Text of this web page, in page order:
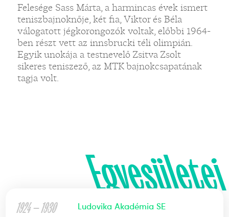
Felesége Sass Márta, a harmincas évek ismert
teniszbajnoknője, két fia, Viktor és Béla
válogatott jégkorongozók voltak, előbbi 1964-
ben részt vett az innsbrucki téli olimpián.
Egyik unokája a testnevelő Zsitva Zsolt
sikeres teniszező, az MTK bajnokcsapatának
tagja volt.
Egyesületei
1924 — 1930 Ludovika Akadémia SE